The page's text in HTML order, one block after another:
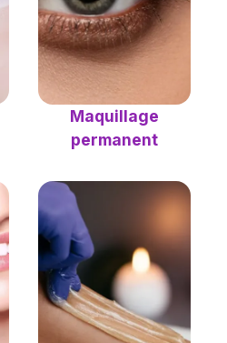
Maquillage
permanent